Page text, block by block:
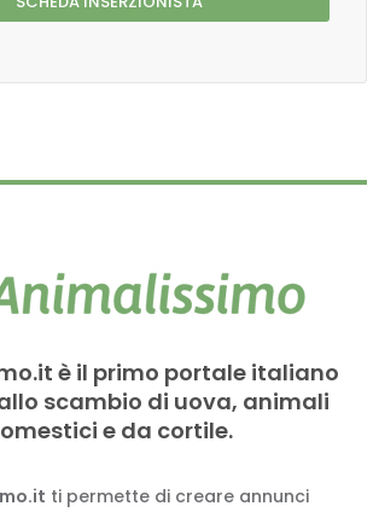
è il primo portale italiano
scambio di uova, animali
e da cortile.
ti permette di creare annunci